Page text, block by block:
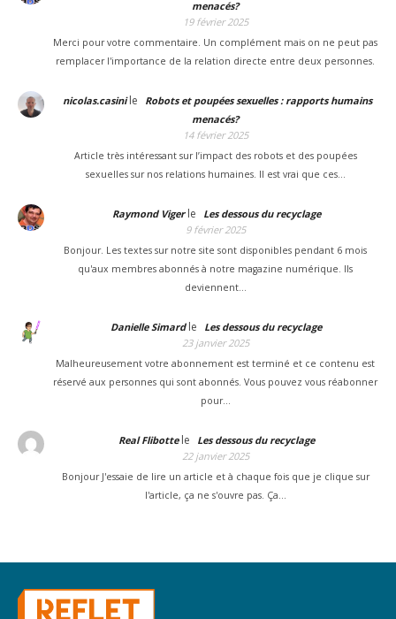
menacés?
19 février 2025
Merci pour votre commentaire. Un complément mais on ne peut pas
remplacer l'importance de la relation directe entre deux personnes.
nicolas.casinile
Robots et poupées sexuelles : rapports humains
menacés?
14 février 2025
Article très intéressant sur l’impact des robots et des poupées
sexuelles sur nos relations humaines. Il est vrai que ces…
Raymond Vigerle
Les dessous du recyclage
9 février 2025
Bonjour. Les textes sur notre site sont disponibles pendant 6 mois
qu'aux membres abonnés à notre magazine numérique. Ils
deviennent…
Danielle Simardle
Les dessous du recyclage
23 janvier 2025
Malheureusement votre abonnement est terminé et ce contenu est
réservé aux personnes qui sont abonnés. Vous pouvez vous réabonner
pour…
Real Flibottele
Les dessous du recyclage
22 janvier 2025
Bonjour J'essaie de lire un article et à chaque fois que je clique sur
l'article, ça ne s'ouvre pas. Ça…